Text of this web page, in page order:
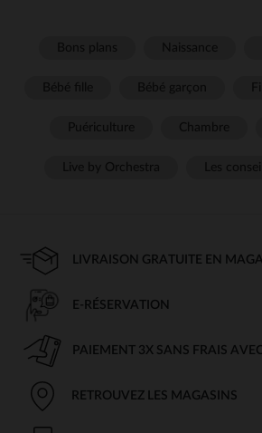
LIVRAISON GRATUITE EN
E-RÉSERVATION
PAIEMENT 3X SANS FRAIS
RETROUVEZ LES MAGASINS